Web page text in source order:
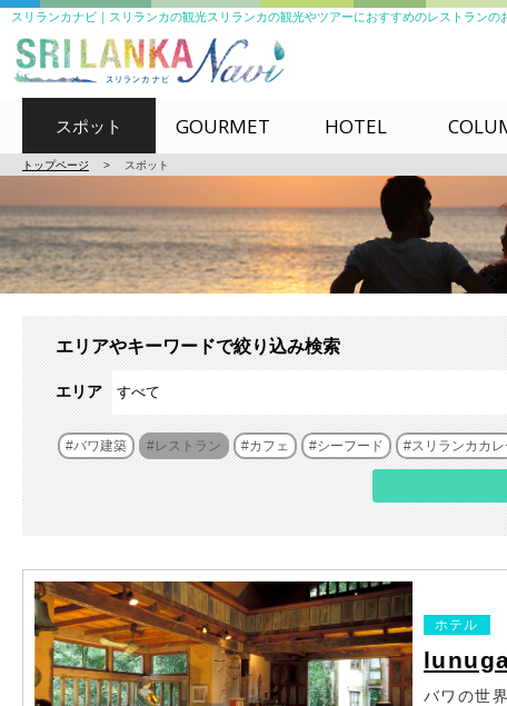
スリランカナビ｜スリランカの観光スリランカの観光やツアーにおすすめのレストランの
スポット GOURMET HOTEL
トップページ > スポット
エリアやキーワードで絞り込み検索
エリア
バワ建築 レストラン カフェ シーフード スリランカカレ
ホテル
バワの世